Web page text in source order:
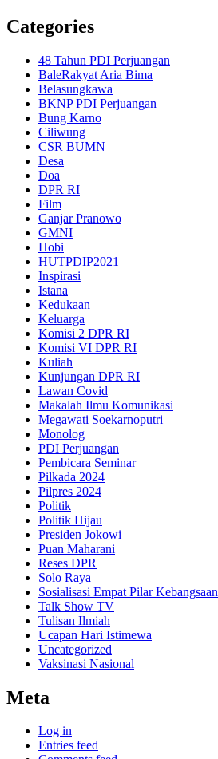
Categories
48 Tahun PDI Perjuangan
BaleRakyat Aria Bima
Belasungkawa
BKNP PDI Perjuangan
Bung Karno
Ciliwung
CSR BUMN
Desa
Doa
DPR RI
Film
Ganjar Pranowo
GMNI
Hobi
HUTPDIP2021
Inspirasi
Istana
Kedukaan
Keluarga
Komisi 2 DPR RI
Komisi VI DPR RI
Kuliah
Kunjungan DPR RI
Lawan Covid
Makalah Ilmu Komunikasi
Megawati Soekarnoputri
Monolog
PDI Perjuangan
Pembicara Seminar
Pilkada 2024
Pilpres 2024
Politik
Politik Hijau
Presiden Jokowi
Puan Maharani
Reses DPR
Solo Raya
Sosialisasi Empat Pilar Kebangsaan
Talk Show TV
Tulisan Ilmiah
Ucapan Hari Istimewa
Uncategorized
Vaksinasi Nasional
Meta
Log in
Entries feed